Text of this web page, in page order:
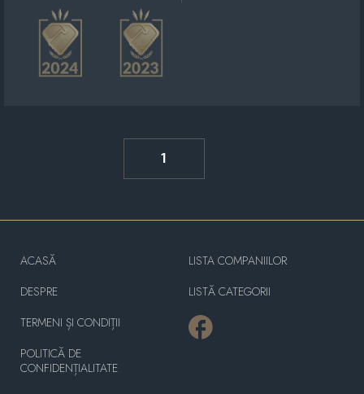
1
ACASĂ
DESPRE
TERMENI ȘI CONDIȚII
POLITICĂ DE
CONFIDENȚIALITATE
LISTA COMPANIILOR
LISTĂ CATEGORII